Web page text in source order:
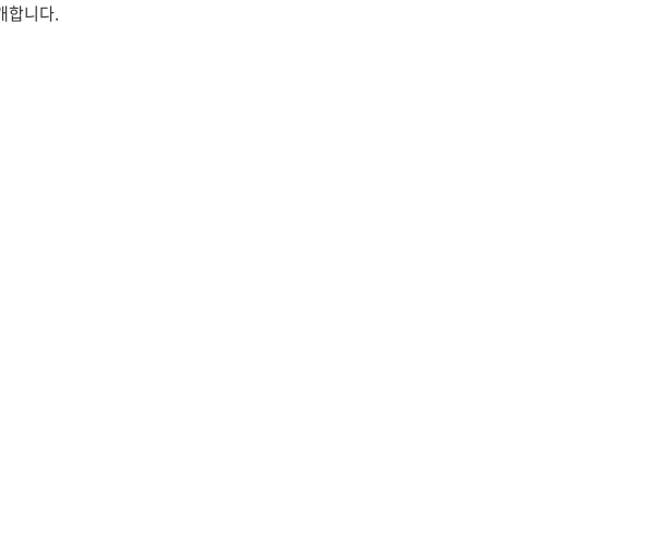
합니다.